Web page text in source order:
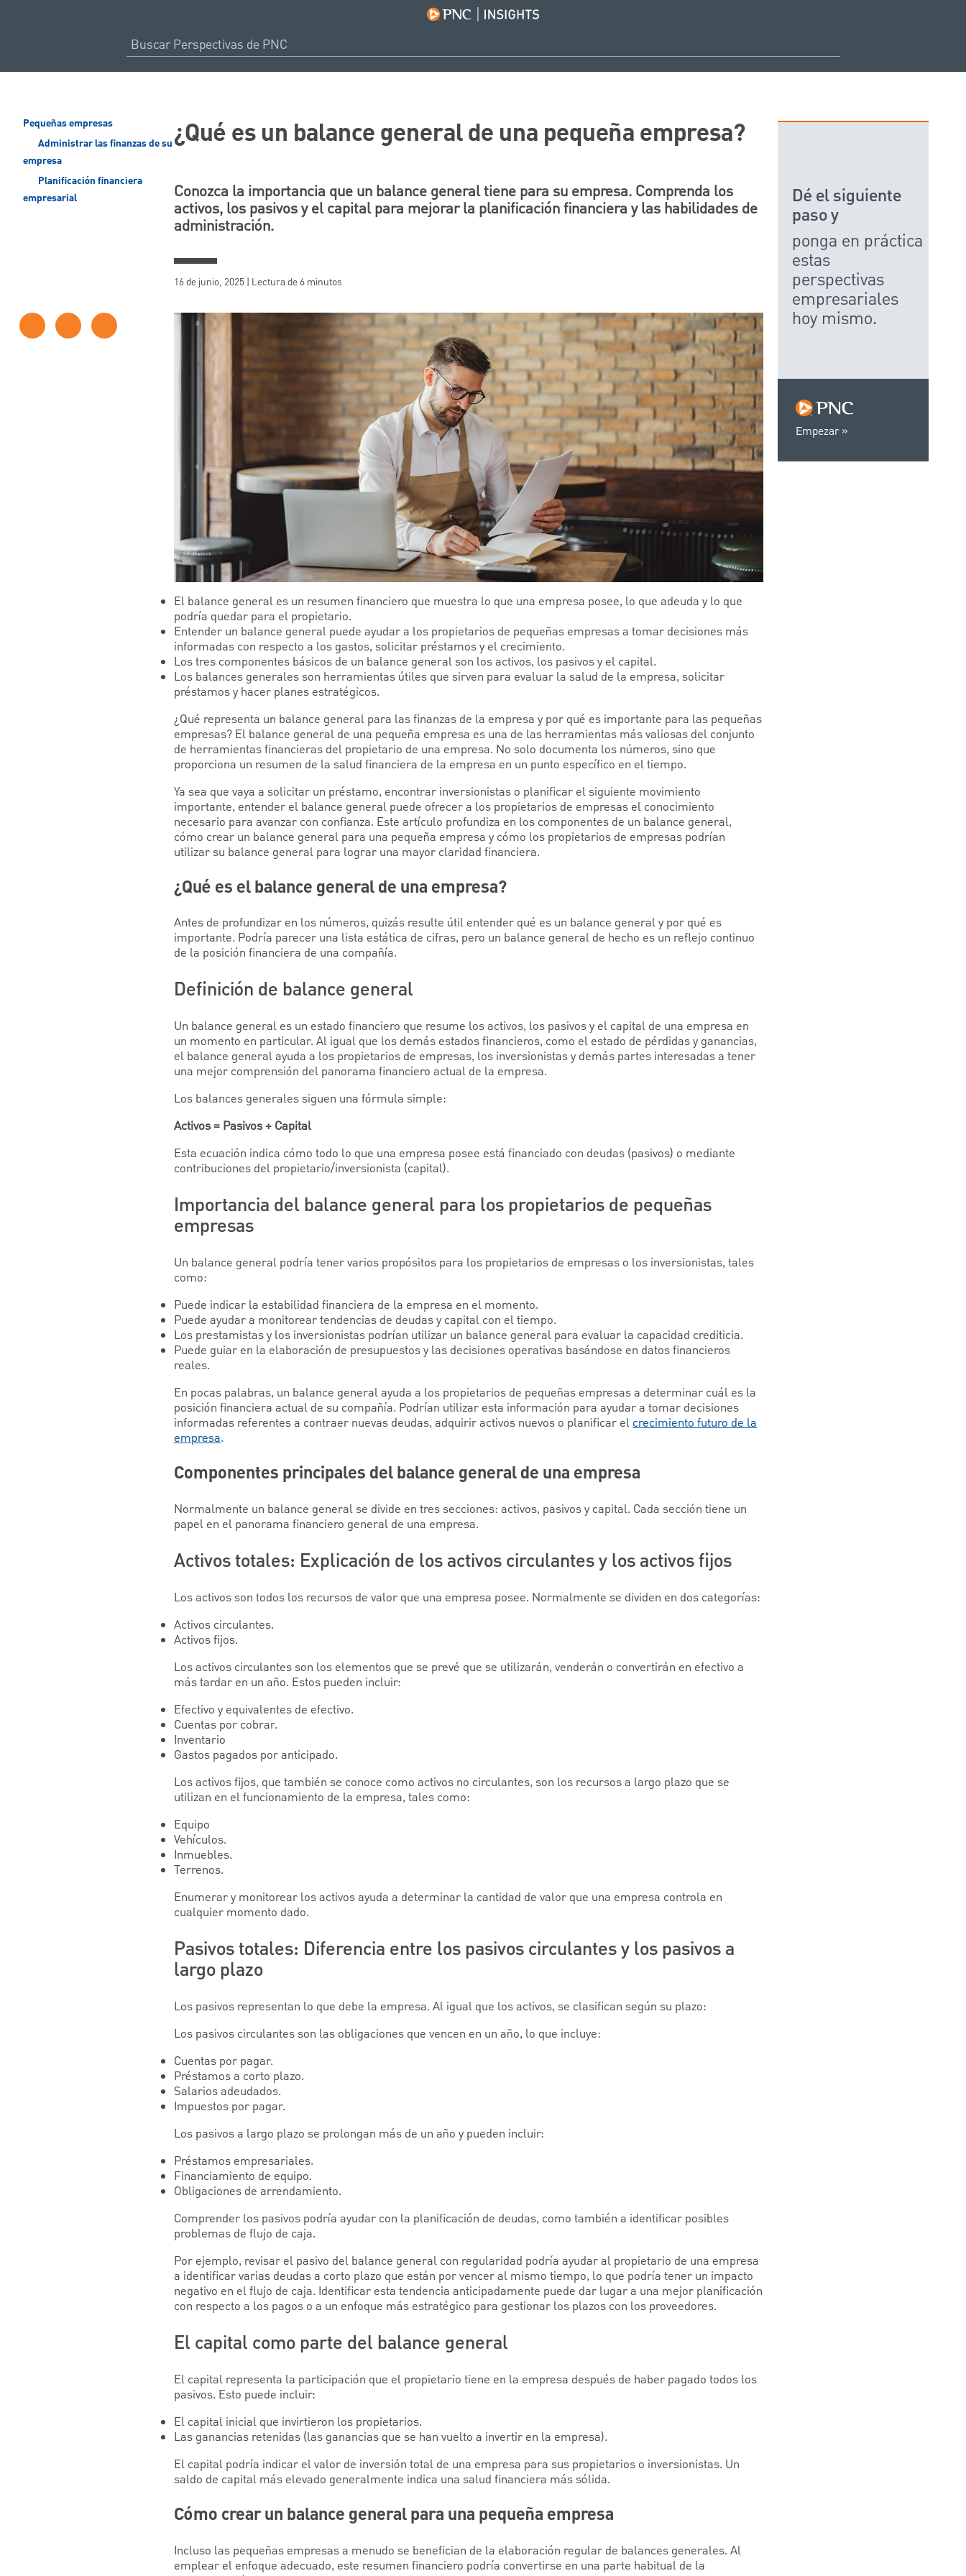
Pequeñas empresas
Administrar las finanzas de su
empresa
Planificación financiera
empresarial
¿Qué es un balance general de una pequeña empresa?
Conozca la importancia que un balance general tiene para su empresa. Comprenda los
activos, los pasivos y el capital para mejorar la planificación financiera y las habilidades de
administración.
16 de junio, 2025 | Lectura de 6 minutos
El balance general es un resumen financiero que muestra lo que una empresa posee, lo que adeuda y lo que
podría quedar para el propietario.
Entender un balance general puede ayudar a los propietarios de pequeñas empresas a tomar decisiones más
informadas con respecto a los gastos, solicitar préstamos y el crecimiento.
Los tres componentes básicos de un balance general son los activos, los pasivos y el capital.
Los balances generales son herramientas útiles que sirven para evaluar la salud de la empresa, solicitar
préstamos y hacer planes estratégicos.
¿Qué representa un balance general para las finanzas de la empresa y por qué es importante para las pequeñas
empresas? El balance general de una pequeña empresa es una de las herramientas más valiosas del conjunto
de herramientas financieras del propietario de una empresa. No solo documenta los números, sino que
proporciona un resumen de la salud financiera de la empresa en un punto específico en el tiempo.
Ya sea que vaya a solicitar un préstamo, encontrar inversionistas o planificar el siguiente movimiento
importante, entender el balance general puede ofrecer a los propietarios de empresas el conocimiento
necesario para avanzar con confianza. Este artículo profundiza en los componentes de un balance general,
cómo crear un balance general para una pequeña empresa y cómo los propietarios de empresas podrían
utilizar su balance general para lograr una mayor claridad financiera.
¿Qué es el balance general de una empresa?
Antes de profundizar en los números, quizás resulte útil entender qué es un balance general y por qué es
importante. Podría parecer una lista estática de cifras, pero un balance general de hecho es un reflejo continuo
de la posición financiera de una compañía.
Definición de balance general
Un balance general es un estado financiero que resume los activos, los pasivos y el capital de una empresa en
un momento en particular. Al igual que los demás estados financieros, como el estado de pérdidas y ganancias,
el balance general ayuda a los propietarios de empresas, los inversionistas y demás partes interesadas a tener
una mejor comprensión del panorama financiero actual de la empresa.
Los balances generales siguen una fórmula simple:
Activos = Pasivos + Capital
Esta ecuación indica cómo todo lo que una empresa posee está financiado con deudas (pasivos) o mediante
contribuciones del propietario/inversionista (capital).
Importancia del balance general para los propietarios de pequeñas
empresas
Un balance general podría tener varios propósitos para los propietarios de empresas o los inversionistas, tales
como:
Puede indicar la estabilidad financiera de la empresa en el momento.
Puede ayudar a monitorear tendencias de deudas y capital con el tiempo.
Los prestamistas y los inversionistas podrían utilizar un balance general para evaluar la capacidad crediticia.
Puede guiar en la elaboración de presupuestos y las decisiones operativas basándose en datos financieros
reales.
En pocas palabras, un balance general ayuda a los propietarios de pequeñas empresas a determinar cuál es la
posición financiera actual de su compañía. Podrían utilizar esta información para ayudar a tomar decisiones
informadas referentes a contraer nuevas deudas, adquirir activos nuevos o planificar elcrecimiento futuro de la
empresa.
Componentes principales del balance general de una empresa
Normalmente un balance general se divide en tres secciones: activos, pasivos y capital. Cada sección tiene un
papel en el panorama financiero general de una empresa.
Activos totales: Explicación de los activos circulantes y los activos fijos
Los activos son todos los recursos de valor que una empresa posee. Normalmente se dividen en dos categorías:
Activos circulantes.
Activos fijos.
Los activos circulantes son los elementos que se prevé que se utilizarán, venderán o convertirán en efectivo a
más tardar en un año. Estos pueden incluir:
Efectivo y equivalentes de efectivo.
Cuentas por cobrar.
Inventario
Gastos pagados por anticipado.
Los activos fijos, que también se conoce como activos no circulantes, son los recursos a largo plazo que se
utilizan en el funcionamiento de la empresa, tales como:
Equipo
Vehículos.
Inmuebles.
Terrenos.
Enumerar y monitorear los activos ayuda a determinar la cantidad de valor que una empresa controla en
cualquier momento dado.
Pasivos totales: Diferencia entre los pasivos circulantes y los pasivos a
largo plazo
Los pasivos representan lo que debe la empresa. Al igual que los activos, se clasifican según su plazo:
Los pasivos circulantes son las obligaciones que vencen en un año, lo que incluye:
Cuentas por pagar.
Préstamos a corto plazo.
Salarios adeudados.
Impuestos por pagar.
Los pasivos a largo plazo se prolongan más de un año y pueden incluir:
Préstamos empresariales.
Financiamiento de equipo.
Obligaciones de arrendamiento.
Comprender los pasivos podría ayudar con la planificación de deudas, como también a identificar posibles
problemas de flujo de caja.
Por ejemplo, revisar el pasivo del balance general con regularidad podría ayudar al propietario de una empresa
a identificar varias deudas a corto plazo que están por vencer al mismo tiempo, lo que podría tener un impacto
negativo en el flujo de caja. Identificar esta tendencia anticipadamente puede dar lugar a una mejor planificación
con respecto a los pagos o a un enfoque más estratégico para gestionar los plazos con los proveedores.
El capital como parte del balance general
El capital representa la participación que el propietario tiene en la empresa después de haber pagado todos los
pasivos. Esto puede incluir:
El capital inicial que invirtieron los propietarios.
Las ganancias retenidas (las ganancias que se han vuelto a invertir en la empresa).
El capital podría indicar el valor de inversión total de una empresa para sus propietarios o inversionistas. Un
saldo de capital más elevado generalmente indica una salud financiera más sólida.
Cómo crear un balance general para una pequeña empresa
Incluso las pequeñas empresas a menudo se benefician de la elaboración regular de balances generales. Al
emplear el enfoque adecuado, este resumen financiero podría convertirse en una parte habitual de la
Empezar
Dé el siguiente
paso y
ponga en práctica
estas
perspectivas
empresariales
hoy mismo.